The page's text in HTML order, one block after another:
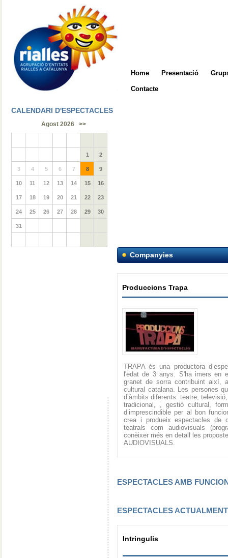
Home Presentació
Contacte
CALENDARI D'ESPECTACLES
Agost 2026 >>
1 2
3 4 5 6 7 8 9
10 11 12 13 14 15 16
17 18 19 20 21 22 23
24 25 26 27 28 29 30
31
Companyies
Produccions Trapa
TRAPA és una productora
l'edat de 3 anys. S'ha imers en
granet de sorra contribuint així,
cultural catalana. Les persones
d’àmbits diferents: teatre,
tradicional, , gestió cultural,
d’imprescindible per al bon
crea i produeix espectacles de
teatrals com audiovisuals
conèixer més en detall les
AUDIOVISUALS.
ESPECTACLES AMB
ESPECTACLES
Intringulis